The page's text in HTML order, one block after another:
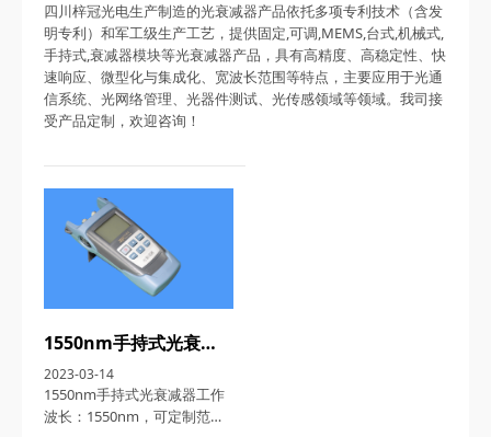
四川梓冠光电生产制造的光衰减器产品依托多项专利技术（含发
明专利）和军工级生产工艺，提供固定,可调,MEMS,台式,机械式,
手持式,衰减器模块等光衰减器产品，具有高精度、高稳定性、快
速响应、微型化与集成化、宽波长范围等特点，主要应用于光通
信系统、光网络管理、光器件测试、光传感领域等领域。我司接
受产品定制，欢迎咨询！
1550nm手持式光衰减器
2023-03-14
1550nm手持式光衰减器工作
波长：1550nm，可定制范